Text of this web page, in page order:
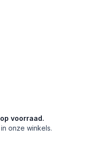
voorraad.
onze winkels.